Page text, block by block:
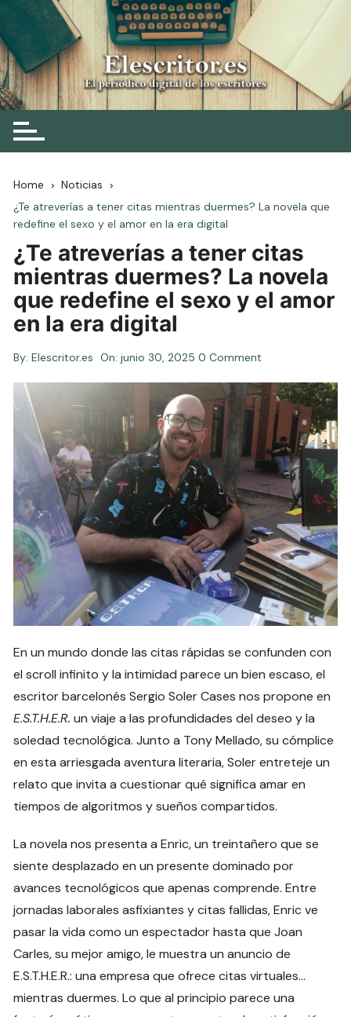
Skip
to
content
Elescritor.es
El periódico digital de los escritores
Home
Noticias
¿Te atreverías a tener citas mientras duermes? La novela que
redefine el sexo y el amor en la era digital
¿Te atreverías a tener citas
mientras duermes? La novela
que redefine el sexo y el amor
en la era digital
By: Elescritor.es On:junio 30, 2025 0 Comment
En un mundo donde las citas rápidas se confunden con
el scroll infinito y la intimidad parece un bien escaso, el
escritor barcelonés Sergio Soler Cases nos propone en
E.S.T.H.E.R. un viaje a las profundidades del deseo y la
soledad tecnológica. Junto a Tony Mellado, su cómplice
en esta arriesgada aventura literaria, Soler entreteje un
relato que invita a cuestionar qué significa amar en
tiempos de algoritmos y sueños compartidos.
La novela nos presenta a Enric, un treintañero que se
siente desplazado en un presente dominado por
avances tecnológicos que apenas comprende. Entre
jornadas laborales asfixiantes y citas fallidas, Enric ve
pasar la vida como un espectador hasta que Joan
Carles, su mejor amigo, le muestra un anuncio de
E.S.T.H.E.R.: una empresa que ofrece citas virtuales…
mientras duermes. Lo que al principio parece una